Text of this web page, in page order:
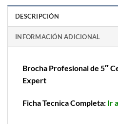
DESCRIPCIÓN
INFORMACIÓN ADICIONAL
Brocha Profesional de 5″
Expert
Ficha Tecnica Completa: Ir